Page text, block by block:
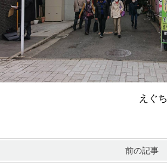
えぐち
前の記事